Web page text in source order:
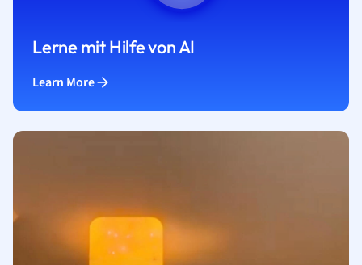
Lerne mit Hilfe von AI
Learn More